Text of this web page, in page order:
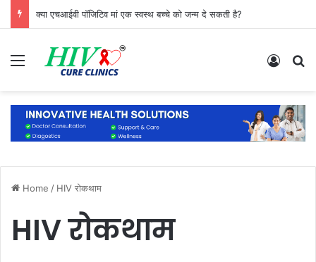
क्या एचआईवी पॉजिटिव मां एक स्वस्थ बच्चे को जन्म दे सकती है?
Menu Log In
Home / HIV रोकथाम
HIV रोकथाम